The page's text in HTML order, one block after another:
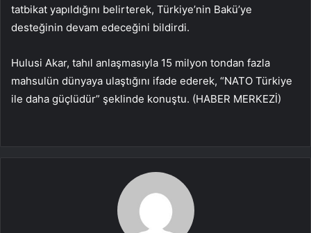
tatbikat yapıldığını belirterek, Türkiye’nin Bakü’ye
desteğinin devam edeceğini bildirdi.
Hulusi Akar, tahıl anlaşmasıyla 15 milyon tondan fazla
mahsulün dünyaya ulaştığını ifade ederek, “NATO Türkiye
ile daha güçlüdür” şeklinde konuştu. (HABER MERKEZİ)